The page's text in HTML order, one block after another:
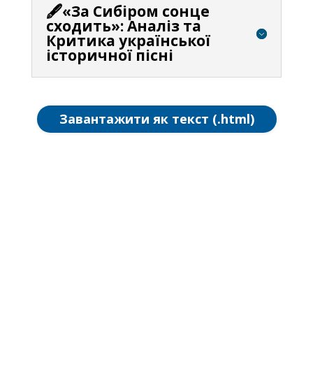
🖋️«За Сибіром сонце
сходить»: Аналіз та
Критика української
історичної пісні
Завантажити як текст (.html)